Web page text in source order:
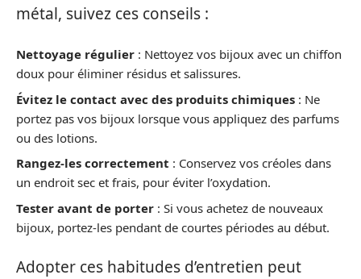
métal, suivez ces conseils :
Nettoyage régulier : Nettoyez vos bijoux avec un chiffon
doux pour éliminer résidus et salissures.
Évitez le contact avec des produits chimiques : Ne
portez pas vos bijoux lorsque vous appliquez des parfums
ou des lotions.
Rangez-les correctement : Conservez vos créoles dans
un endroit sec et frais, pour éviter l’oxydation.
Tester avant de porter : Si vous achetez de nouveaux
bijoux, portez-les pendant de courtes périodes au début.
Adopter ces habitudes d’entretien peut